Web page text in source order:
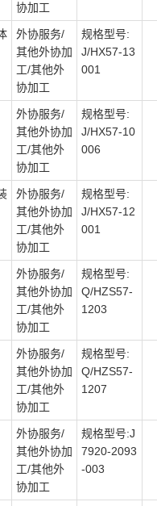
协加工
外协服务/
其他外协加
工/其他外
协加工
规格型号:
J/HX57-13
001
外协服务/
其他外协加
工/其他外
协加工
规格型号:
J/HX57-10
006
外协服务/
其他外协加
工/其他外
协加工
规格型号:
J/HX57-12
001
外协服务/
其他外协加
工/其他外
协加工
规格型号:
Q/HZS57-
1203
外协服务/
其他外协加
工/其他外
协加工
规格型号:
Q/HZS57-
1207
外协服务/
其他外协加
工/其他外
协加工
规格型号:J
7920-2093
-003